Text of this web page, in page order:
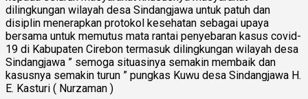
dilingkungan wilayah desa Sindangjawa untuk patuh dan
disiplin menerapkan protokol kesehatan sebagai upaya
bersama untuk memutus mata rantai penyebaran kasus covid-
19 di Kabupaten Cirebon termasuk dilingkungan wilayah desa
Sindangjawa ” semoga situasinya semakin membaik dan
kasusnya semakin turun ” pungkas Kuwu desa Sindangjawa H.
E. Kasturi ( Nurzaman )